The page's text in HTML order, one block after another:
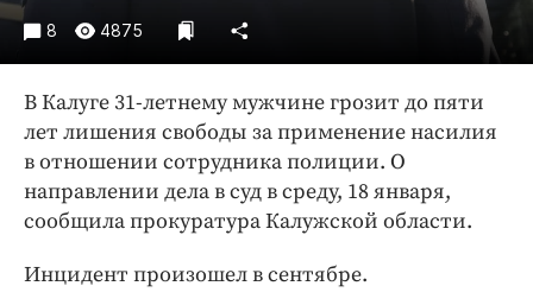
Интересное чтиво
Бренд года
Работодатель года
8 4875
В Калуге 31-летнему мужчине грозит до пяти
лет лишения свободы за применение насилия
в отношении сотрудника полиции. О
направлении дела в суд в среду, 18 января,
сообщила прокуратура Калужской области.
Инцидент произошел в сентябре.